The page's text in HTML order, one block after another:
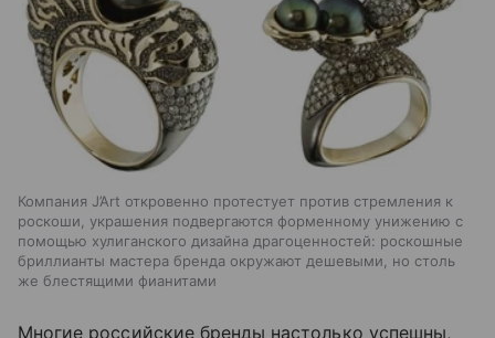
Компания J’Art откровенно протестует против стремления к
роскоши, украшения подвергаются форменному унижению с
помощью хулиганского дизайна драгоценностей: роскошные
бриллианты мастера бренда окружают дешевыми, но столь
же блестящими фианитами
Многие российские бренды настолько успешны,